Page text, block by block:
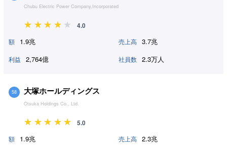
Chubu Electric Power Company,Incorporated
4.0
額 1.9兆 売上高 3.7兆
利益 2,764億 社員数 2.3万人
58 大塚ホールディングス
Otsuka Holdings Co., Ltd.
5.0
額 1.9兆 売上高 2.3兆